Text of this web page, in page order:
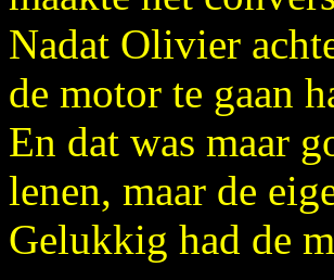
Nadat Olivier
de motor te gaan
En dat was maar
lenen, maar de
Gelukkig had de